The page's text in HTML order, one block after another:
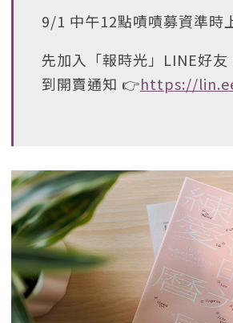
9/1 中午12點嘖嘖募資準時
先加入「報時光」LINE好
到開賣通知 👉https://